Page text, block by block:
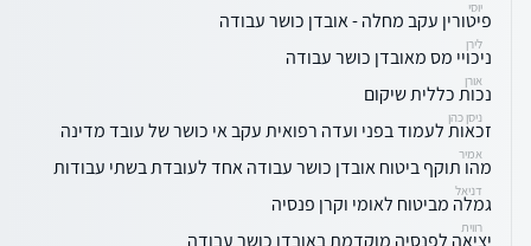
יוסי
פיטורין עקב מחלה - אובדן כושר עבודה
לירן
ניכויי מס מאובדן כושר עבודה
אורן
נכות כללית שיקום
ניסן כהן
זכאות לעמוד בפני ועדה רפואית עקב אי כושר של עובד מדינה
אמיר
מהו תוקף ביטוח אובדן כושר עבודה אחד לעובדת בשתי עבודות
דניאל
גמלה מביטוח לאומי וקרן פנסיה
רווית
יציאה לפנסיה מוקדמת באובדן כושר עבודה